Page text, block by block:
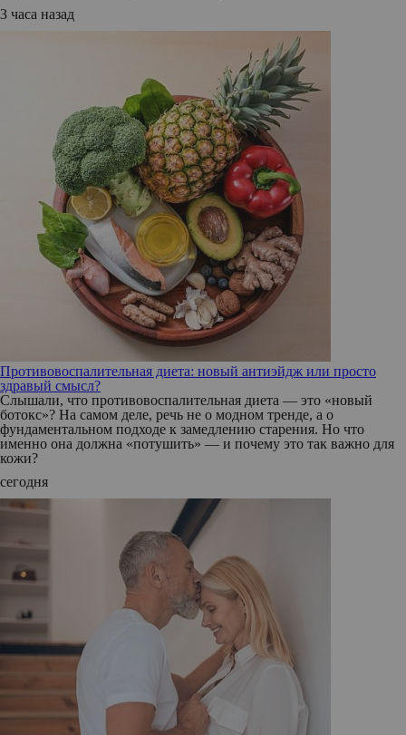
3 часа назад
Противовоспалительная диета: новый антиэйдж или просто
здравый смысл?
Слышали, что противовоспалительная диета — это «новый
ботокс»? На самом деле, речь не о модном тренде, а о
фундаментальном подходе к замедлению старения. Но что
именно она должна «потушить» — и почему это так важно для
кожи?
сегодня